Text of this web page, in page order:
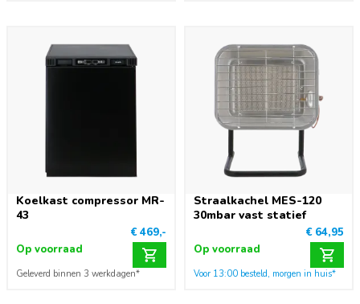
Koelkast compressor MR-
43
€ 469,-
Op voorraad
Geleverd binnen 3 werkdagen*
Straalkachel MES-120
30mbar vast statief
€ 64,95
Op voorraad
Voor 13:00 besteld, morgen in huis*